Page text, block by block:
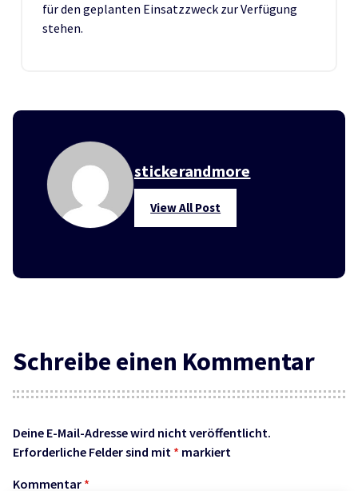
für den geplanten Einsatzzweck zur Verfügung
stehen.
stickerandmore
View All Post
Schreibe einen Kommentar
Deine E-Mail-Adresse wird nicht veröffentlicht.
Erforderliche Felder sind mit * markiert
Kommentar *